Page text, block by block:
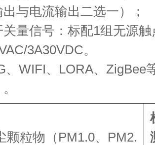
出与电流输出二选一）；
量信号：标配1组无源触
3A30VDC。
、WIFI、LORA、ZigBee
颗粒物（ PM1.0、PM2.